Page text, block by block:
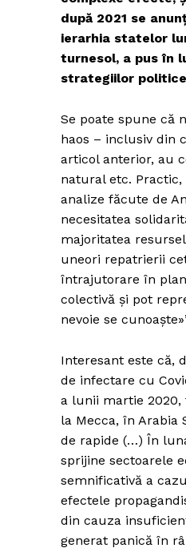
după 2021 se
ierarhia statelor
turnesol, a pus în
strategiilor
Se poate spune că
haos – inclusiv din
articol anterior, au
natural etc.
analize făcute de
necesitatea
majoritatea
uneori repatrierii
întrajutorare în
colectivă și pot
nevoie se
Interesant este că,
de infectare cu
a lunii martie
la Mecca, în
de rapide (…) În
sprijine sectoarele
semnificativă a
efectele
din cauza
generat panică în